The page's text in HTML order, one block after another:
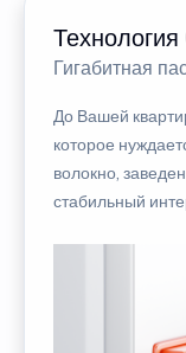
Технология
Гигабитная
До Вашей
которое
волокно,
стабильный